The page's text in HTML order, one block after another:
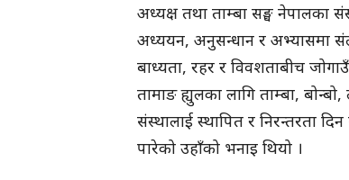
अध्यक्ष तथा ताम्बा सङ्घ
अध्ययन, अनुसन्धान र अभ्यासमा
बाध्यता, रहर र विवशताबीच
तामाङ ह्युलका लागि ताम्बा,
संस्थालाई स्थापित र निरन्तरता
पारेको उहाँको भनाइ थियो ।